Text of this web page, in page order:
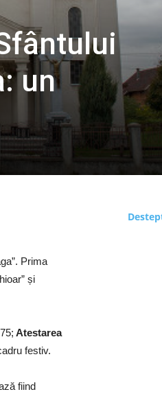
un
Prima
și
Atestarea
festiv.
fiind